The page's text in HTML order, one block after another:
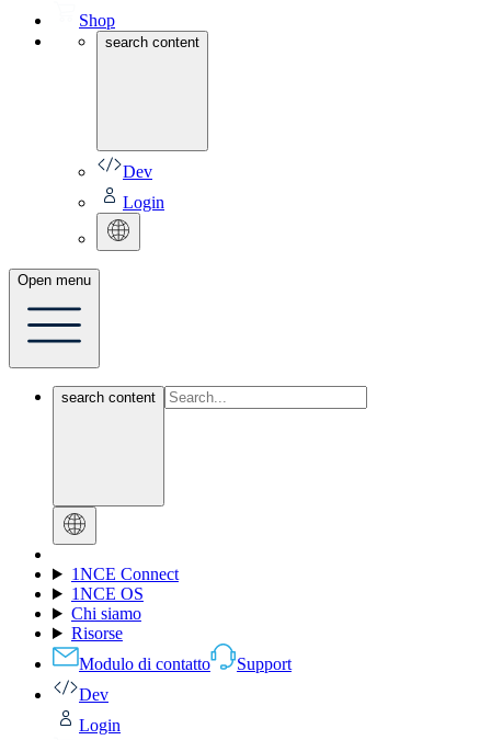
Shop
search content
Dev
Login
Open menu
search content
1NCE Connect
1NCE OS
Chi siamo
Risorse
Modulo di contatto
Support
Dev
Login